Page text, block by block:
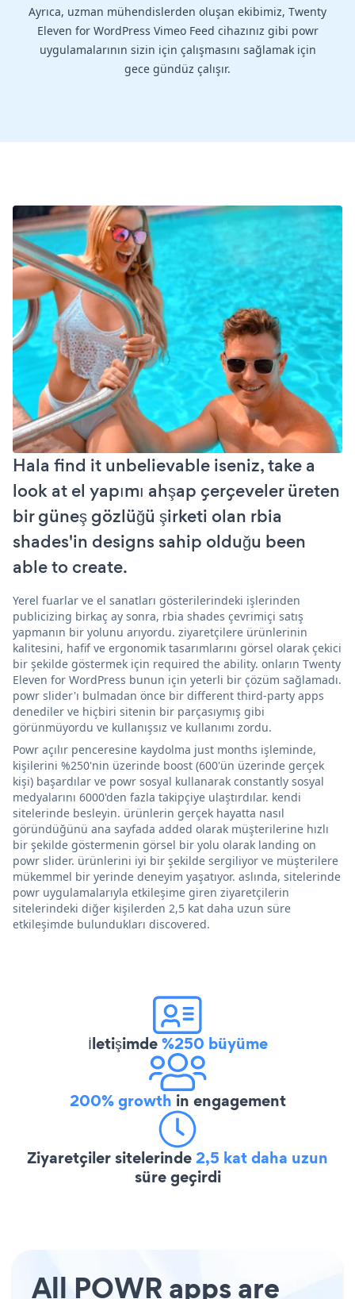
Ayrıca, uzman mühendislerden oluşan ekibimiz, Twenty
Eleven for WordPress Vimeo Feed cihazınız gibi powr
uygulamalarının sizin için çalışmasını sağlamak için
gece gündüz çalışır.
Hala find it unbelievable iseniz, take a
look at el yapımı ahşap çerçeveler üreten
bir güneş gözlüğü şirketi olan rbia
shades'in designs sahip olduğu been
able to create.
Yerel fuarlar ve el sanatları gösterilerindeki işlerinden
publicizing birkaç ay sonra, rbia shades çevrimiçi satış
yapmanın bir yolunu arıyordu. ziyaretçilere ürünlerinin
kalitesini, hafif ve ergonomik tasarımlarını görsel olarak çekici
bir şekilde göstermek için required the ability. onların Twenty
Eleven for WordPress bunun için yeterli bir çözüm sağlamadı.
powr slider'ı bulmadan önce bir different third-party apps
denediler ve hiçbiri sitenin bir parçasıymış gibi
görünmüyordu ve kullanışsız ve kullanımı zordu.
Powr açılır penceresine kaydolma just months işleminde,
kişilerini %250'nin üzerinde boost (600'ün üzerinde gerçek
kişi) başardılar ve powr sosyal kullanarak constantly sosyal
medyalarını 6000'den fazla takipçiye ulaştırdılar. kendi
sitelerinde besleyin. ürünlerin gerçek hayatta nasıl
göründüğünü ana sayfada added olarak müşterilerine hızlı
bir şekilde göstermenin görsel bir yolu olarak landing on
powr slider. ürünlerini iyi bir şekilde sergiliyor ve müşterilere
mükemmel bir yerinde deneyim yaşatıyor. aslında, sitelerinde
powr uygulamalarıyla etkileşime giren ziyaretçilerin
sitelerindeki diğer kişilerden 2,5 kat daha uzun süre
etkileşimde bulundukları discovered.
İletişimde%250 büyüme
200% growth in engagement
Ziyaretçiler sitelerinde2,5 kat daha uzun
süre geçirdi
All POWR apps are